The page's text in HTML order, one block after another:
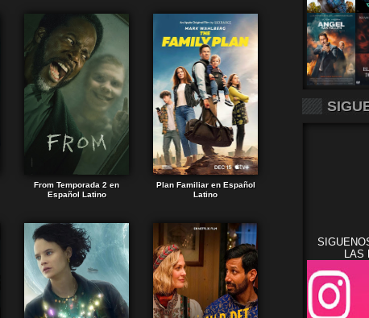
From Temporada 2 en
Español Latino
Plan Familiar en Español
Latino
LAS